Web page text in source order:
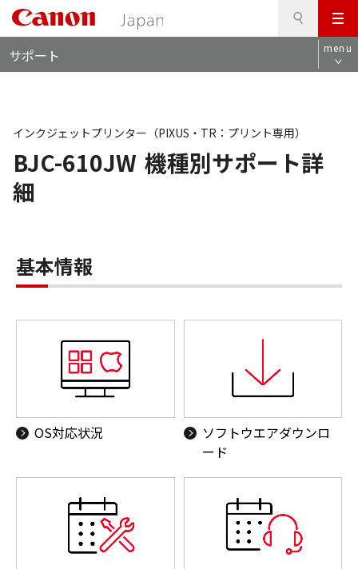
メ
ニ
ュ
サポート menu
BJC-610JW 機種別サポート詳
細
インクジェットプリンター（PIXUS・TR：プリント専用）
基本情報
OS対応状況
ソフトウエアダウンロ
ード